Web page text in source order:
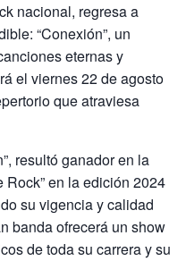
nacional, regresa a
“Conexión”, un
eternas y
el viernes 22 de agosto
que atraviesa
resultó ganador en la
Rock” en la edición 2024
su vigencia y calidad
banda ofrecerá un show
de toda su carrera y su